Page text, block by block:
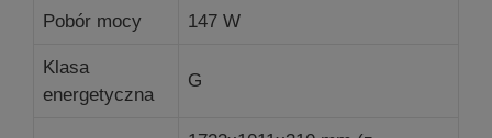
Pobór mocy 147 W
Klasa
energetyczna
G